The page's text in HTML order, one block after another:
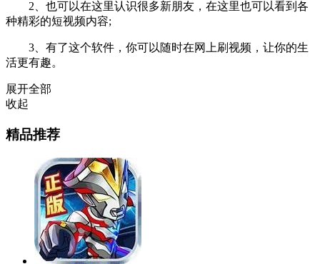
2、也可以在这里认识很多新朋友，在这里也可以看到各
种精彩的短视频内容;
3、有了这个软件，你可以随时在网上刷视频，让你的生
活更有趣。
展开全部
收起
精品推荐